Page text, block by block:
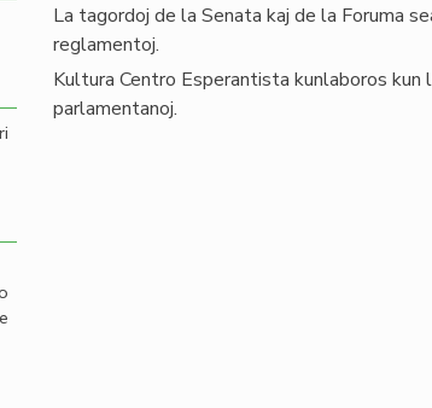
La tagordoj de la Senata kaj de la Foruma
reglamentoj.
Kultura Centro Esperantista kunlaboros
parlamentanoj.